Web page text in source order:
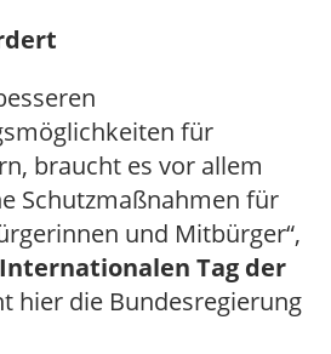
für
braucht es vor allem
Schutzmaßnahmen für
und Mitbürger“,
Internationalen Tag der
hier die Bundesregierung